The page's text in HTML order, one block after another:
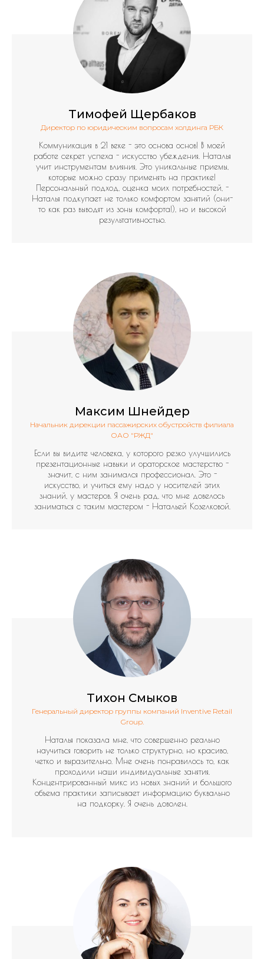
Тимофей Щербаков
Директор по юридическим вопросам холдинга РБК
Коммуникация в 21 веке - это основа основ! В моей
работе секрет успеха - искусство убеждения. Наталья
учит инструментам влияния. Это уникальные приемы,
которые можно сразу применять на практике!
Персональный подход, оценка моих потребностей, -
Наталья подкупает не только комфортом занятий (они-
то как раз выводят из зоны комфорта!), но и высокой
результативностью.
Максим Шнейдер
Начальник дирекции пассажирских обустройств филиала
ОАО "РЖД"
Если вы видите человека, у которого резко улучшились
презентационные навыки и ораторское мастерство -
значит, с ним занимался профессионал. Это -
искусство, и учиться ему надо у носителей этих
знаний, у мастеров. Я очень рад, что мне довелось
заниматься с таким мастером - Натальей Козелковой.
Тихон Смыков
Генеральный директор группы компаний Inventive Retail
Group.
Наталья показала мне, что совершенно реально
научиться говорить не только структурно, но красиво,
четко и выразительно. Мне очень понравилось то, как
проходили наши индивидуальные занятия.
Концентрированный микс из новых знаний и большого
объема практики записывает информацию буквально
на подкорку. Я очень доволен.